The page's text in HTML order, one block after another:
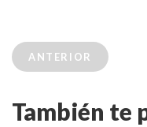
ANTERIOR
También te